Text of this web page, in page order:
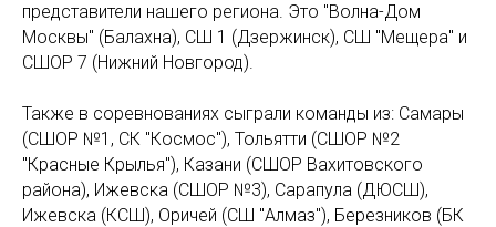
представители нашего региона. Это "Волна-Дом
Москвы" (Балахна), СШ 1 (Дзержинск), СШ "Мещера" и
СШОР 7 (Нижний Новгород).
Также в соревнованиях сыграли команды из: Самары
(СШОР №1, СК "Космос"), Тольятти (СШОР №2
"Красные Крылья"), Казани (СШОР Вахитовского
района), Ижевска (СШОР №3), Сарапула (ДЮСШ),
Ижевска (КСШ), Оричей (СШ "Алмаз"), Березников (БК